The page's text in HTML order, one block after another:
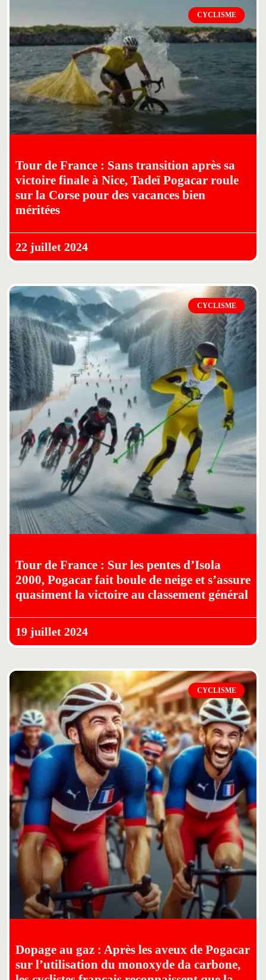
CYCLISME
Tour de France : Sans transition après sa
victoire finale à Nice, Tadeï Pogacar roule
sur la Corse pour des vacances bien
méritées
22 juillet 2024
CYCLISME
Tour de France : Sur les pentes d’Isola
2000, Pogacar fait boule de neige et s’assure
quasiment la victoire au classement général
19 juillet 2024
CYCLISME
Dopage au gaz : Après les aveux de Pogacar
sur l’utilisation du monoxyde da carbone,